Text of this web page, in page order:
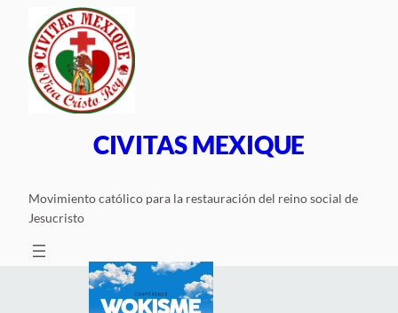
contenido
CIVITAS MEXIQUE
Movimiento católico para la restauración del reino social de
Jesucristo